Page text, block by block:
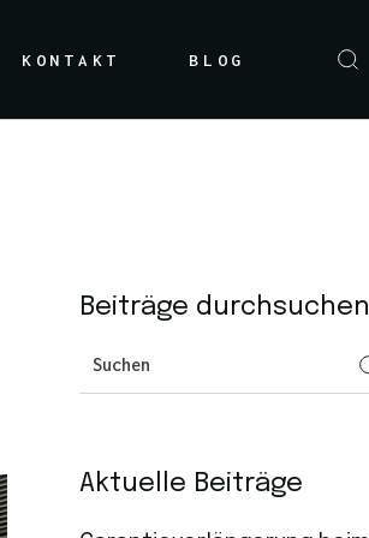
KONTAKT BLOG
Beiträge durchsuchen
Aktuelle Beiträge